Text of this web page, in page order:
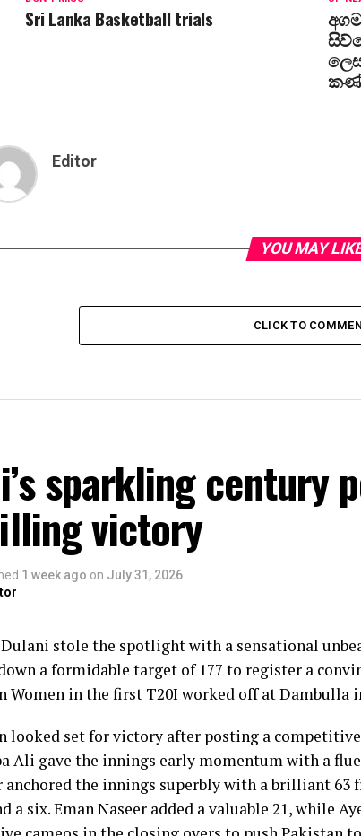
Sri Lanka Basketball trials
Editor
YOU MAY
CLICK TO
sparkling century
victory
1 week ago on July 31, 2026
stole the spotlight with a sensational
a formidable target of 177 to register a
Women in the first T20I worked off at Dambulla
looked set for victory after posting a
Ali gave the innings early momentum with a
anchored the innings superbly with a brilliant 63
a six. Eman Naseer added a valuable 21, while